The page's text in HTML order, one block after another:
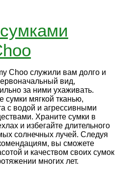
Choo служили вам долго и
вид,
за ними ухаживать.
сумки мягкой тканью,
с водой и агрессивными
Храните сумки в
и избегайте длительного
солнечных лучей. Следуя
вы сможете
и качеством своих сумок
многих лет.